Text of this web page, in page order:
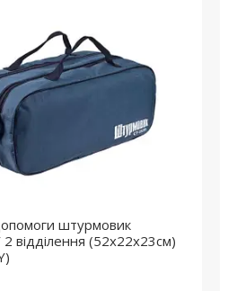
штурмовик
відділення (52х22х23см)